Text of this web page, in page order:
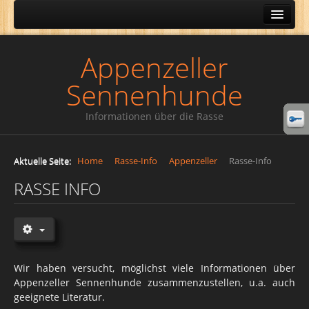
Rasse-Info
Rassestandard
Körperbau
Literatur
Spurensuche
Geschichte und Geschichten
Tips zur Pedigree Suche
Appenzeller
Sennenhunde
Informationen über die Rasse
Aktuelle Seite: Home Rasse-Info Appenzeller Rasse-Info
RASSE INFO
Wir haben versucht, möglichst viele Informationen über
Appenzeller Sennenhunde zusammenzustellen, u.a. auch
geeignete Literatur.